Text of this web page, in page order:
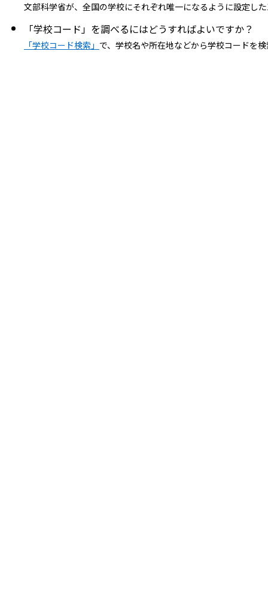
文部科学省が、全国の学校にそれぞれ唯一になるように設定し
「学校コード」を調べるにはどうすればよいですか？
「学校コード検索」 で、学校名や所在地などから学校コードを